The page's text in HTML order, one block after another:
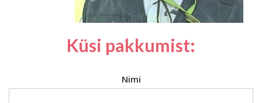
Küsi pakkumist:
Nimi